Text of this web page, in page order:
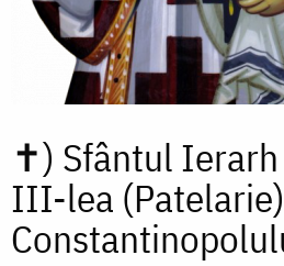
✝) Sfântul
III-lea